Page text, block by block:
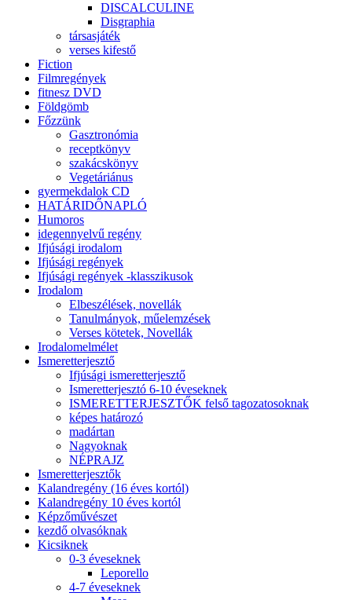
DISCALCULINE
Disgraphia
társasjáték
verses kifestő
Fiction
Filmregények
fitnesz DVD
Földgömb
Főzzünk
Gasztronómia
receptkönyv
szakácskönyv
Vegetáriánus
gyermekdalok CD
HATÁRIDŐNAPLÓ
Humoros
idegennyelvű regény
Ifjúsági irodalom
Ifjúsági regények
Ifjúsági regények -klasszikusok
Irodalom
Elbeszélések, novellák
Tanulmányok, műelemzések
Verses kötetek, Novellák
Irodalomelmélet
Ismeretterjesztő
Ifjúsági ismeretterjesztő
Ismeretterjesztó 6-10 éveseknek
ISMERETTERJESZTŐK felső tagozatosoknak
képes határozó
madártan
Nagyoknak
NÉPRAJZ
Ismeretterjesztők
Kalandregény (16 éves kortól)
Kalandregény 10 éves kortól
Képzőművészet
kezdő olvasóknak
Kicsiknek
0-3 éveseknek
Leporello
4-7 éveseknek